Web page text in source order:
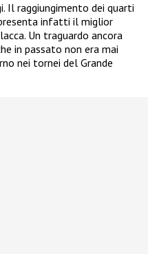
Il raggiungimento dei quarti
infatti il miglior
Un traguardo ancora
in passato non era mai
nei tornei del Grande